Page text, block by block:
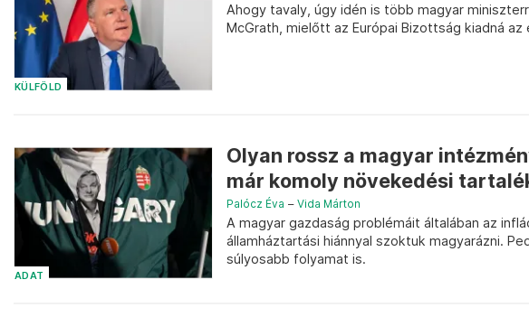
KÜLFÖLD
Ahogy tavaly, úgy idén is több magyar
McGrath, mielőtt az Európai Bizottság kiadná
ADAT
Olyan rossz a magyar
már komoly növekedési
Palócz Éva – Vida Márton
A magyar gazdaság problémáit általában az
államháztartási hiánnyal szoktuk magyarázni.
súlyosabb folyamat is.